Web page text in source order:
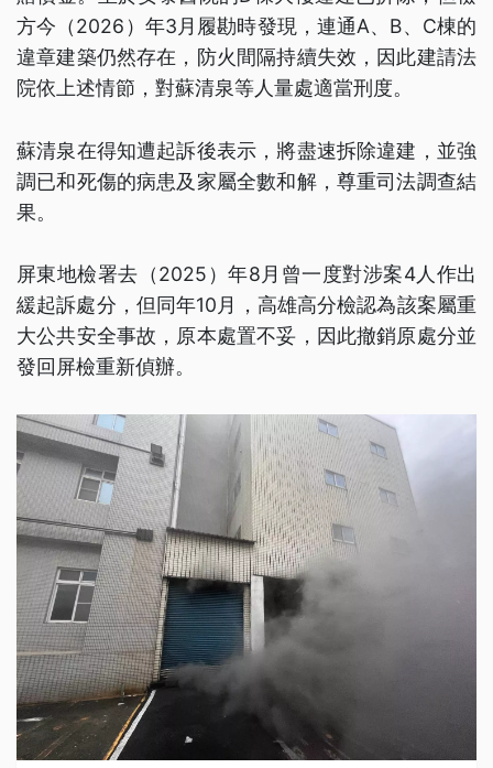
方今（2026）年3月履勘時發現，連通A、B、C棟的
違章建築仍然存在，防火間隔持續失效，因此建請法
院依上述情節，對蘇清泉等人量處適當刑度。
蘇清泉在得知遭起訴後表示，將盡速拆除違建，並強
調已和死傷的病患及家屬全數和解，尊重司法調查結
果。
屏東地檢署去（2025）年8月曾一度對涉案4人作出
緩起訴處分，但同年10月，高雄高分檢認為該案屬重
大公共安全事故，原本處置不妥，因此撤銷原處分並
發回屏檢重新偵辦。